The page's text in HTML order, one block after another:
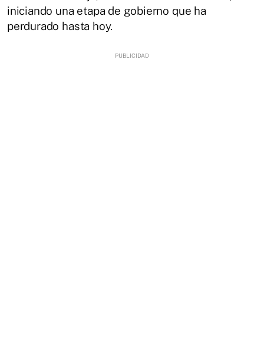
iniciando una etapa de gobierno que ha
perdurado hasta hoy.